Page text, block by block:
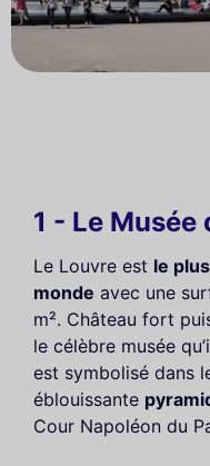
1 - Le Musée
Le Louvre est le
monde avec une
m². Château fort
le célèbre musée
est symbolisé dans
éblouissante
Cour Napoléon du